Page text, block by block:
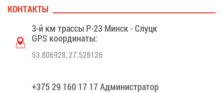
7 за­кры­тых бе­се­док
Дет­ская пло­щад­ка
КОН­ТАК­ТЫ
3-й км трас­сы Р-23 Минск - Слуцк
GPS ко­ор­ди­на­ты:
53.806928, 27.528126
+375 29 160 17 17 Ад­ми­ни­стра­тор